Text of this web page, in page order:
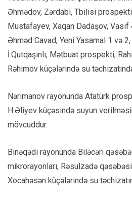
Əhmədov, Zərdabi, Tbilisi prospekti,
Mustafayev, Xaqan Dadaşov,
Əhməd Cavad, Yeni Yasamal 1 və
İ.Qutqaşınlı, Mətbuat prospekti,
Rəhimov küçələrində su
Nərimanov rayonunda Atatürk
H.Əliyev küçəsində suyun
mövcuddur.
Binəqədi rayonunda Biləcəri
mikrorayonları, Rəsulzadə
Xocahəsən küçələrində su